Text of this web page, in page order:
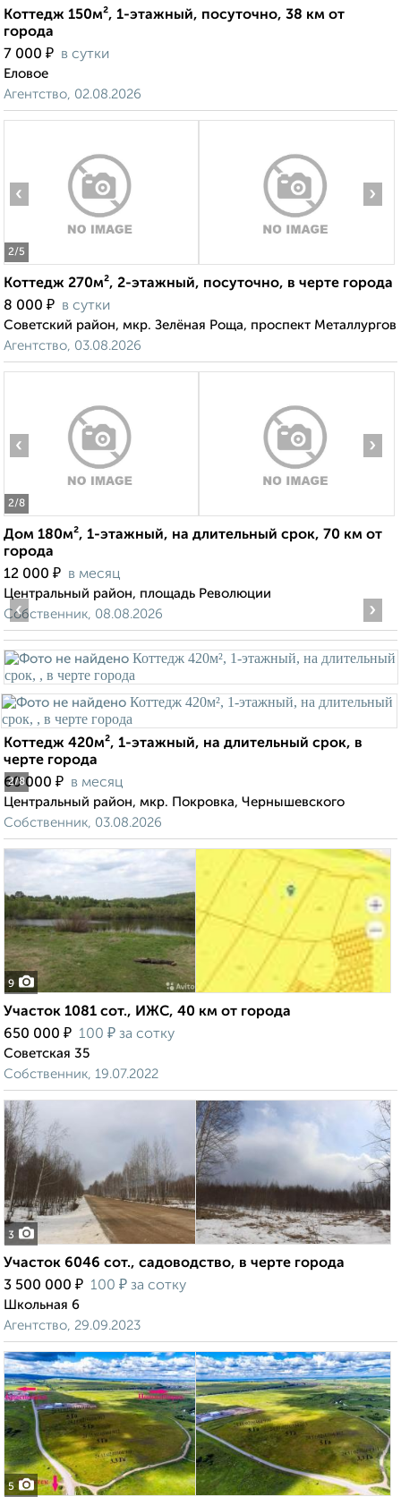
Коттедж 150м², 1-этажный, посуточно, 38 км от
города
7 000 ₽ в сутки
Еловое
Агентство, 02.08.2026
2/5
‹ ›
Коттедж 270м², 2-этажный, посуточно, в черте города
8 000 ₽ в сутки
Советский район, мкр. Зелёная Роща, проспект Металлургов
Агентство, 03.08.2026
2/8
‹ ›
Дом 180м², 1-этажный, на длительный срок, 70 км от
города
12 000 ₽ в месяц
Центральный район, площадь Революции
Собственник, 08.08.2026
2/8
‹ ›
Коттедж 420м², 1-этажный, на длительный срок, в
черте города
60 000 ₽ в месяц
Центральный район, мкр. Покровка, Чернышевского
Собственник, 03.08.2026
9
Участок 1081 сот., ИЖС, 40 км от города
650 000 ₽ 100 ₽ за сотку
Советская 35
Собственник, 19.07.2022
3
Участок 6046 сот., садоводство, в черте города
3 500 000 ₽ 100 ₽ за сотку
Школьная 6
Агентство, 29.09.2023
5